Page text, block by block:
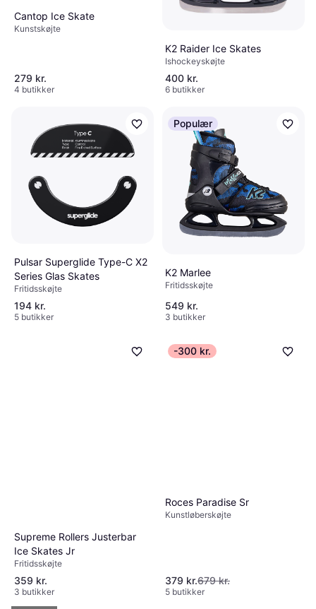
Cantop Ice Skate
Kunstskøjte
279 kr.
4 butikker
K2 Raider Ice Skates
Ishockeyskøjte
400 kr.
6 butikker
Pulsar Superglide Type-C X2
Series Glas Skates
Fritidsskøjte
194 kr.
5 butikker
Populær
K2 Marlee
Fritidsskøjte
549 kr.
3 butikker
Supreme Rollers Justerbar
Ice Skates Jr
Fritidsskøjte
359 kr.
3 butikker
-300 kr.
Roces Paradise Sr
Kunstløberskøjte
379 kr.679 kr.
5 butikker